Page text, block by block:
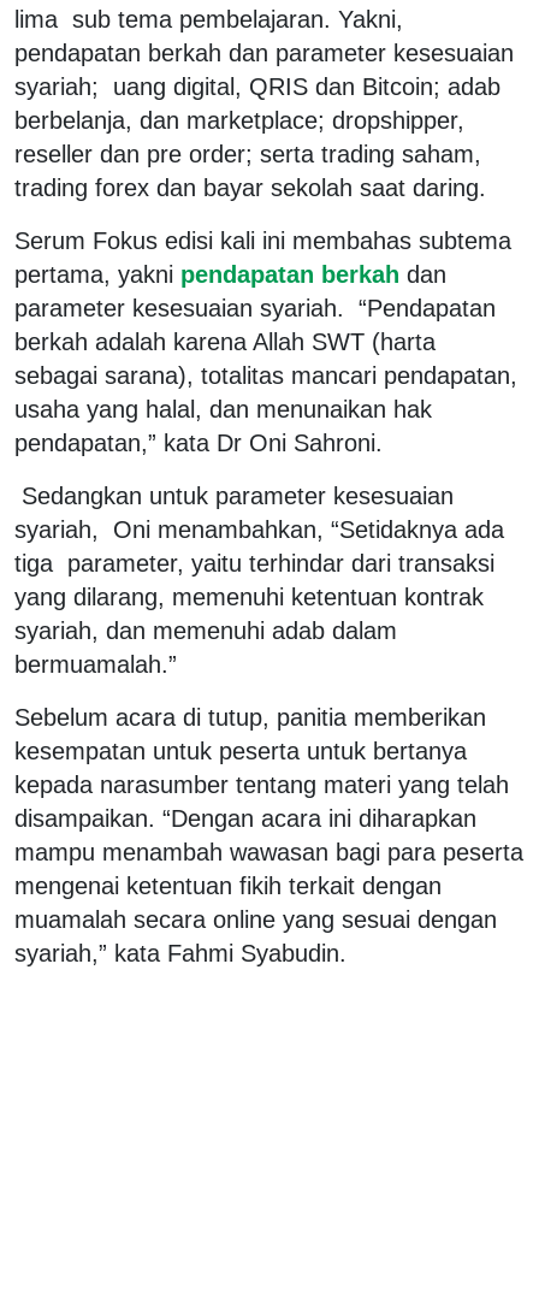
lima sub tema pembelajaran. Yakni,
pendapatan berkah dan parameter kesesuaian
syariah; uang digital, QRIS dan Bitcoin; adab
berbelanja, dan marketplace; dropshipper,
reseller dan pre order; serta trading saham,
trading forex dan bayar sekolah saat daring.
Serum Fokus edisi kali ini membahas subtema
pertama, yakni pendapatan berkah dan
parameter kesesuaian syariah. “Pendapatan
berkah adalah karena Allah SWT (harta
sebagai sarana), totalitas mancari pendapatan,
usaha yang halal, dan menunaikan hak
pendapatan,” kata Dr Oni Sahroni.
Sedangkan untuk parameter kesesuaian
syariah, Oni menambahkan, “Setidaknya ada
tiga parameter, yaitu terhindar dari transaksi
yang dilarang, memenuhi ketentuan kontrak
syariah, dan memenuhi adab dalam
bermuamalah.”
Sebelum acara di tutup, panitia memberikan
kesempatan untuk peserta untuk bertanya
kepada narasumber tentang materi yang telah
disampaikan. “Dengan acara ini diharapkan
mampu menambah wawasan bagi para peserta
mengenai ketentuan fikih terkait dengan
muamalah secara online yang sesuai dengan
syariah,” kata Fahmi Syabudin.